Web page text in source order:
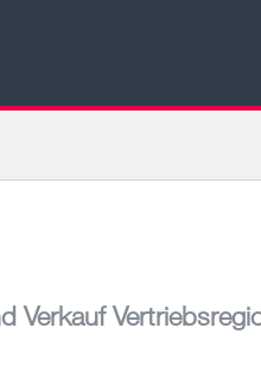
Verkauf